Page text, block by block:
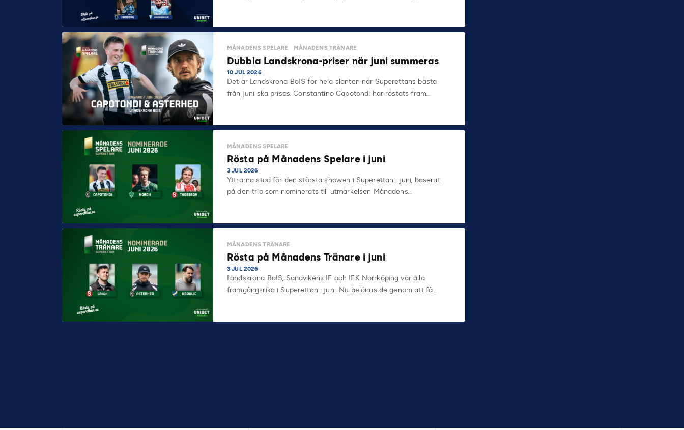
MÅNADENS SPELARE MÅNADENS TRÄNARE
Dubbla Landskrona-priser när juni summeras
10 JUL 2026
Det är Landskrona BoIS för hela slanten när Superettans bästa
från juni ska prisas. Constantino Capotondi har röstats fram…
MÅNADENS SPELARE
Rösta på Månadens Spelare i juni
3 JUL 2026
Yttrarna stod för den största showen i Superettan i juni, baserat
på den trio som nominerats till utmärkelsen Månadens…
MÅNADENS TRÄNARE
Rösta på Månadens Tränare i juni
3 JUL 2026
Landskrona BoIS, Sandvikens IF och IFK Norrköping var alla
framgångsrika i Superettan i juni. Nu belönas de genom att få…